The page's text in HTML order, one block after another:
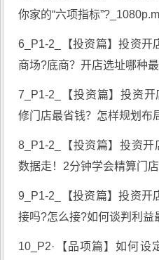
你家的“六项指标
6_P1-2_【投资篇】投资开
商场?底商？开店选址哪种
7_P1-2_【投资篇】投资
修门店最省钱？怎样规划布
8_P1-2_【投资篇】投资
数据走！2分钟学会精算门
9_P1-2_【投资篇】投资开
接吗?怎么接?如何谈判利益
10_P2·【品项篇】如何设